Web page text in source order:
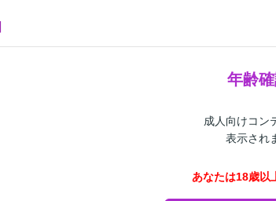
年齢
成人向けコン
表示され
あなたは18歳以